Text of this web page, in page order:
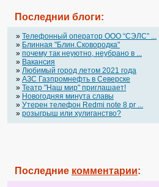
Последнии блоги:
» Телефонный оператор OOO “СЭЛС” ...
» Блинная "Блин.Сковородка"
» почему так неуютно, неубрано в ...
» Вакансия
» Любимый город летом 2021 года
» АЗС Газпромнефть в Северске
» Театр "Наш мир" приглашает!
» Новогодняя минута славы
» Утерен телефон Redmi note 8 pr ...
» розыгрыш или хулиганство?
Последние комментарии: